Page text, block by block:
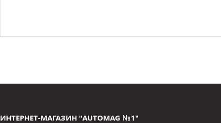
ИНТЕРНЕТ-МАГАЗИН "AUTOMAG №1"